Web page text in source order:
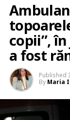
copii”,
a fost
Published
By Maria